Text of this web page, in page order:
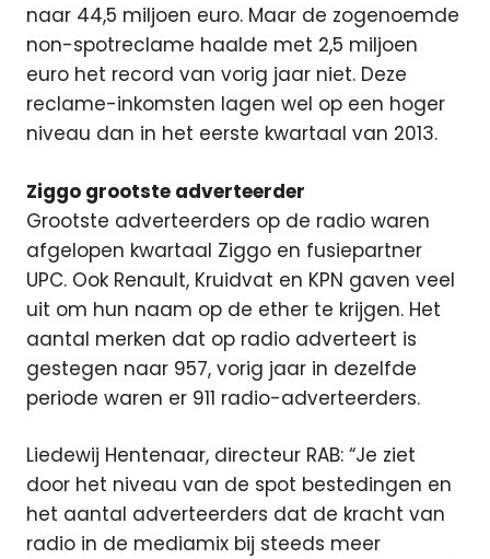
naar 44,5 miljoen euro. Maar de zogenoemde
non-spotreclame haalde met 2,5 miljoen
euro het record van vorig jaar niet. Deze
reclame-inkomsten lagen wel op een hoger
niveau dan in het eerste kwartaal van 2013.
Ziggo grootste adverteerder
Grootste adverteerders op de radio waren
afgelopen kwartaal Ziggo en fusiepartner
UPC. Ook Renault, Kruidvat en KPN gaven veel
uit om hun naam op de ether te krijgen. Het
aantal merken dat op radio adverteert is
gestegen naar 957, vorig jaar in dezelfde
periode waren er 911 radio-adverteerders.
Liedewij Hentenaar, directeur RAB: “Je ziet
door het niveau van de spot bestedingen en
het aantal adverteerders dat de kracht van
radio in de mediamix bij steeds meer